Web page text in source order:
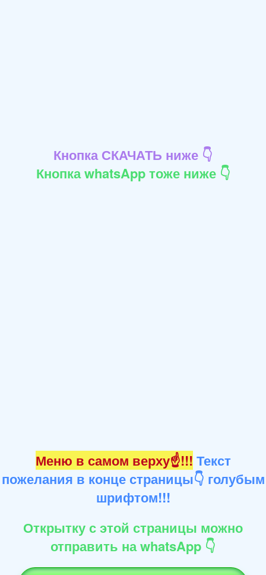
Кнопка СКАЧАТЬ ниже 👇
Кнопка whatsApp тоже ниже 👇
Меню в самом верху☝!!! Текст
пожелания в конце страницы👇 голубым
шрифтом!!!
Открытку с этой страницы можно
отправить на whatsApp 👇